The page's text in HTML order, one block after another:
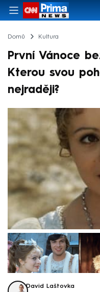
Domů Kultura
První Vánoce
Kterou svou
nejraději?
David Laštovka